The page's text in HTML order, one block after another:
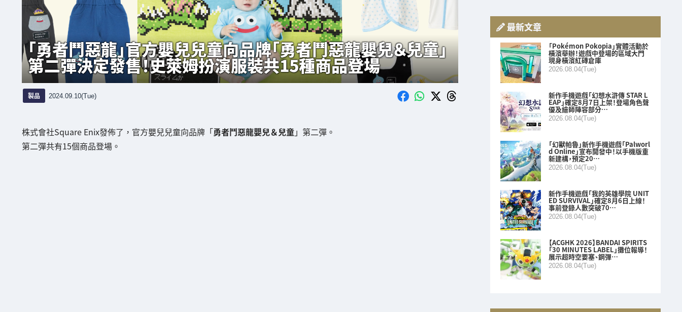
「勇者鬥惡龍」官方嬰兒兒童向品牌「勇者鬥惡龍嬰兒＆兒童」
第二彈決定發售！史萊姆扮演服裝共15種商品登場
製品 2024.09.10(Tue)
株式會社Square Enix發佈了，官方嬰兒兒童向品牌「勇者鬥惡龍嬰兒＆兒童」第二彈。
第二彈共有15個商品登場。
最新文章
「Pokémon Pokopia」實體活動於
橫濱舉辦！遊戲中登場的區域大門
現身橫濱紅磚倉庫
2026.08.04(Tue)
新作手機遊戲「幻想水滸傳 STAR L
EAP」確定8月7日上架！登場角色聲
優及繪師陣容部分…
2026.08.04(Tue)
「幻獸帕魯」新作手機遊戲「Palworl
d Online」宣布開發中！以手機版重
新建構，預定20…
2026.08.04(Tue)
新作手機遊戲「我的英雄學院 UNIT
ED SURVIVAL」確定8月6日上線！
事前登錄人數突破70…
2026.08.04(Tue)
【ACGHK 2026】BANDAI SPIRITS
「30 MINUTES LABEL」攤位報導！
展示超時空要塞、鋼彈…
2026.08.04(Tue)